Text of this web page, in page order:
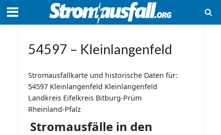
54597 – Kleinlangenfeld
Stromausfallkarte und historische Daten für:
54597 Kleinlangenfeld Kleinlangenfeld
Landkreis Eifelkreis Bitburg-Prüm
Rheinland-Pfalz
Stromausfälle in den